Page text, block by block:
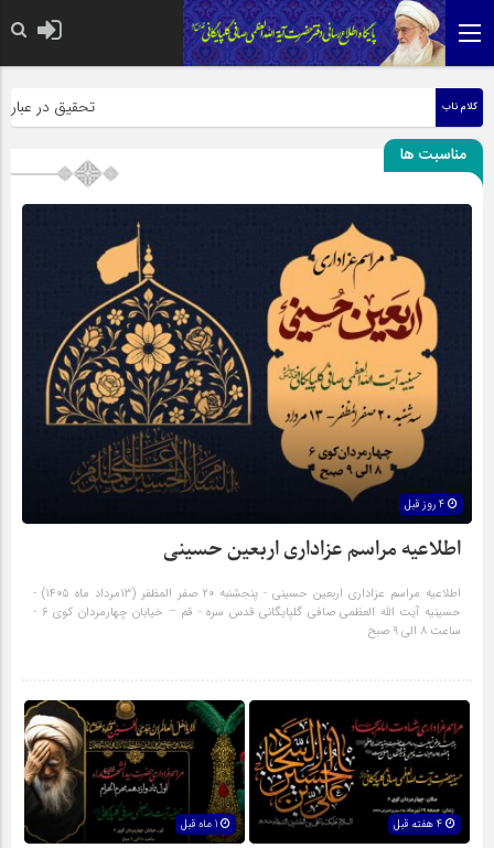
کلام ناب تحقیق در عبارت
مناسبت ها
اطلاعیه مراسم عزاداری اربعین حسینی
اطلاعیه مراسم عزاداری اربعین حسینی - پنجشنبه 20 صفر المظفر (13مرداد ماه 1405) -
حسینیه آیت الله العظمی صافی گلپایگانی قدس سره - قم – خیابان چهارمردان کوی ۶ -
ساعت ۸ الی ۹ صبح
4 هفته قبل